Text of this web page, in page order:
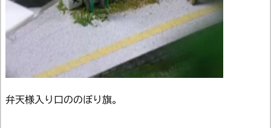
弁天様入り口ののぼり旗。